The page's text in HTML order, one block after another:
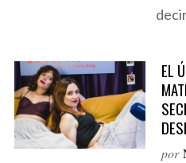
:
EL
por